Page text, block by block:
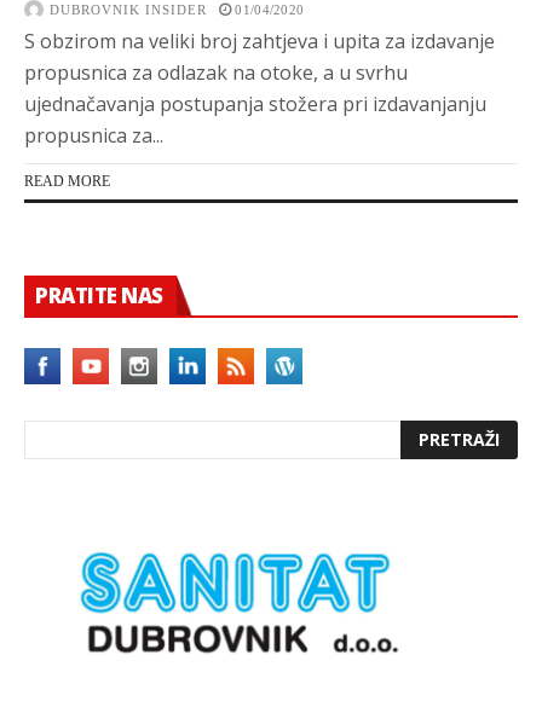
DUBROVNIK INSIDER 01/04/2020
S obzirom na veliki broj zahtjeva i upita za izdavanje
propusnica za odlazak na otoke, a u svrhu
ujednačavanja postupanja stožera pri izdavanjanju
propusnica za...
READ MORE
PRATITE NAS